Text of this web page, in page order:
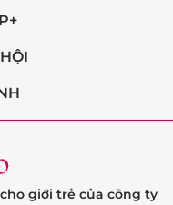
giới trẻ của công ty